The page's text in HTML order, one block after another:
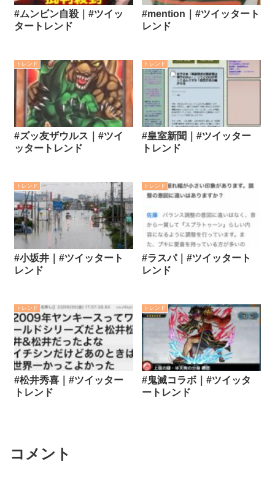
#ムンビン自殺｜#ツイッ
タートレンド
#mention｜#ツイッタート
レンド
トレンド
#ズッ友ザウルス｜#ツイ
ッタートレンド
トレンド
#皇室新聞｜#ツイッター
トレンド
トレンド
#小坂井｜#ツイッタート
レンド
トレンド
#ラスパ｜#ツイッタート
レンド
トレンド
#松井秀喜｜#ツイッター
トレンド
トレンド
#鬼滅コラボ｜#ツイッタ
ートレンド
コメント